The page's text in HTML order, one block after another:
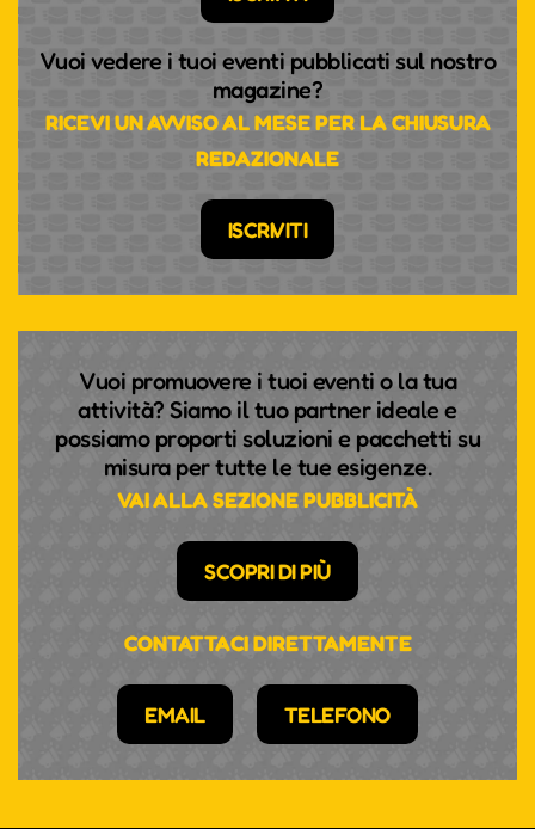
Vuoi vedere i tuoi eventi pubblicati sul nostro
magazine?
RICEVI UN AVVISO AL MESE PER LA CHIUSURA
REDAZIONALE
ISCRIVITI
Vuoi promuovere i tuoi eventi o la tua
attività? Siamo il tuo partner ideale e
possiamo proporti soluzioni e pacchetti su
misura per tutte le tue esigenze.
VAI ALLA SEZIONE PUBBLICITÀ
SCOPRI DI PIÙ
CONTATTACI DIRETTAMENTE
EMAIL TELEFONO